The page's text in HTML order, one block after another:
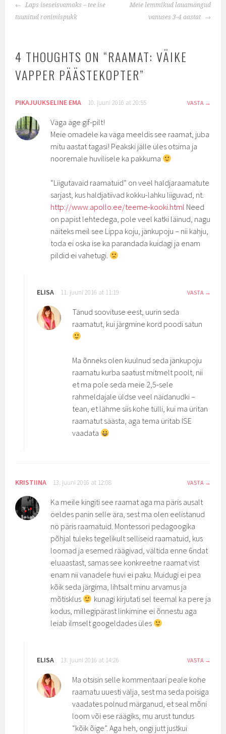
POST
NAVIGATION
Laps iseseisvamaks – tee ise
tuunitud ronimispukk
Meie lemmikud lauamängud
vanuses 3-4 aastat
4 THOUGHTS ON “RAAMAT: VÄIKE
VAPPER PÄÄSTEKOPTER”
PIKAJUUKSELINE EMA 10. juuni 2016 at 20:55 VASTA
Väga äge gif-pilt!
Meie omadele ka väga meeldis see raamat, juba
mitu aastat tagasi! Peakski jälle üles otsima ja
nooremale huvilisele ka pakkuma
“Liigutavaid raamatuid” on veel haldjaraamatute
sarjast, kus haldjatiivad kokku-lahku liiguvad, nt.
http://www.apollo.ee/teeme-kooki.html Need
on papist lehtedega, pole veel katki läinud, nagu
näiteks meil see Lippa koju, jänkupoju – nii kahju,
toda ei oska ise ka parandada kuidagi ja enam
pildid ei vahetugi.
ELISA 11. juuni 2016 at 11:19 VASTA
Tänud soovituse eest, uurin seda
raamatut, kui järgmine kord poodi satun
Ma õnneks olen kuulnud seda jänkupoju
raamatu kurba saatust mitmelt poolt, nii
et ma pole seda meie 2,5-sele
rahmeldajale üldse veel näidanudki –
tean, et lähme siis kohe tülli, kui ma üritan
raamatut säästa, aga tema üritab ISE
vaadata
KRISTIINA 13. juuni 2016 at 12:08 VASTA
Ka meile kingiti see raamat aga ma päris ausalt
öeldes panin selle ära, sest ma olen eelistanud
nö päris raamatuid. Montessori pedagoogika
põhjal tuleks tegelikult selliseid raamatuid, kus
loomad ja esemed räägivad, vältida enne 6ndat
eluaastast, samas see konkreetne raamat vist
enam nii vanadele huvi ei paku. Muidugi ei pea
kõik seda järgima, lihtsalt minu arvamus ja
mõtisklus
kunagi kirjutati sel teemal ka pere ja
kodus, millegipärast linkimine ei õnnestu aga
leiab ilmselt googeldades üles
ELISA 13. juuni 2016 at 14:26 VASTA
Ma otsisin selle kommentaari peale kohe
raamatu uuesti välja, sest ma seda poisiga
vaadates polnud märganud, et seal mõni
loom või ese räägiks, mu arust tundus
“kõik õige”. Aga heh, ongi jutt justkui